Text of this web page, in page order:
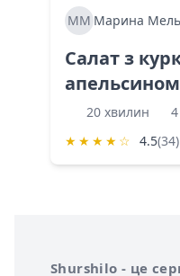
ММ Марина
Салат з
апельсином
20 хвилин
4
★ ★ ★ ★ ☆ 4.5(34)
Про сервіс
Shurshilo - це